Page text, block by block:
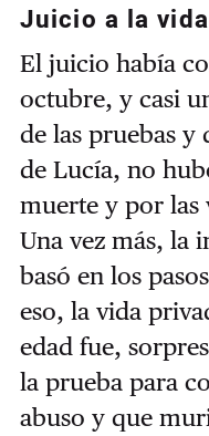
Juicio a la
El juicio había
octubre, y casi
de las pruebas y
de Lucía, no
muerte y por las
Una vez más, la
basó en los
eso, la vida
edad fue,
la prueba para
abuso y que